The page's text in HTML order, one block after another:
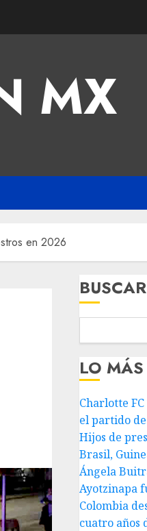
MX
en 2026
BUSCAR
LO
Charlotte
el partido de
Hijos de
Brasil,
Ángela
Ayotzinapa
Colombia
cuatro años